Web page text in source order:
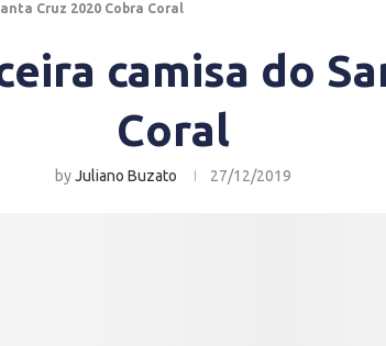
Cruz 2020 Cobra Coral
camisa do
Coral
byJuliano Buzato 27/12/2019